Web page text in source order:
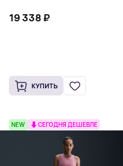
19 338 ₽
КУПИТЬ
NEW СЕГОДНЯ ДЕШЕВЛЕ